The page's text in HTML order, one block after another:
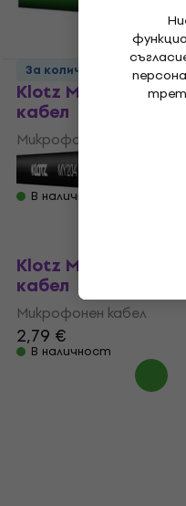
В наличност
Klotz MY206GN
кабел
Микрофонен кабел
4,8/5
1,89 €
В наличност
За количество отстъпка
Klotz MY204SW
кабел
Микрофонен кабел
2,79 €
В наличност